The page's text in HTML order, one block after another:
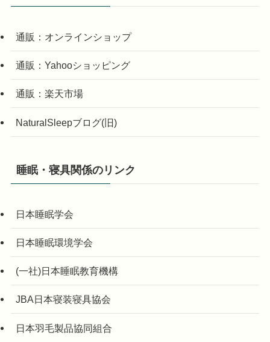
通販：オンラインショップ
通販：Yahooショッピング
通販：楽天市場
NaturalSleepブログ(旧)
睡眠・寝具関係のリンク
日本睡眠学会
日本睡眠環境学会
(一社)日本睡眠教育機構
JBA日本寝装寝具協会
日本羽毛製品協同組合